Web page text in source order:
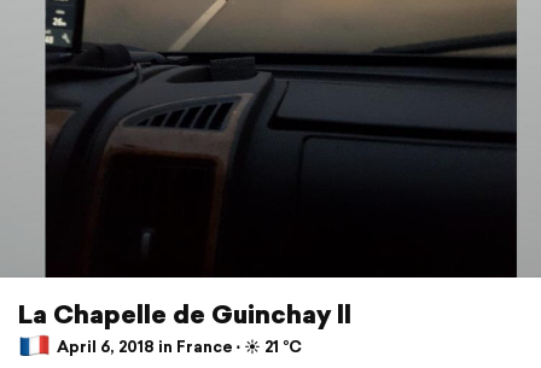
La Chapelle de Guinchay ll
April 6, 2018 in France ⋅ ☀️ 21 °C